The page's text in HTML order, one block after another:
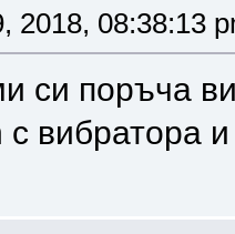
2018, 08:38:13
си поръча
с вибратора